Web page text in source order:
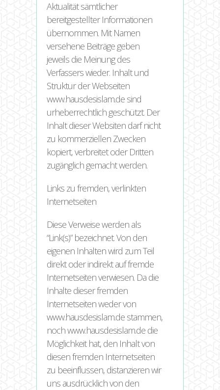
Aktualität sämtlicher
bereitgestellter Informationen
übernommen. Mit Namen
versehene Beiträge geben
jeweils die Meinung des
Verfassers wieder. Inhalt und
Struktur der Webseiten
www.hausdesislam.de sind
urheberrechtlich geschützt. Der
Inhalt dieser Websiten darf nicht
zu kommerziellen Zwecken
kopiert, verbreitet oder Dritten
zugänglich gemacht werden.
Links zu fremden, verlinkten
Internetseiten
Diese Verweise werden als
“Link(s)” bezeichnet. Von den
eigenen Inhalten wird zum Teil
direkt oder indirekt auf fremde
Internetseiten verwiesen. Da die
Inhalte dieser fremden
Internetseiten weder von
www.hausdesislam.de stammen,
noch www.hausdesislam.de die
Möglichkeit hat, den Inhalt von
diesen fremden Internetseiten
zu beeinflussen, distanzieren wir
uns ausdrücklich von den